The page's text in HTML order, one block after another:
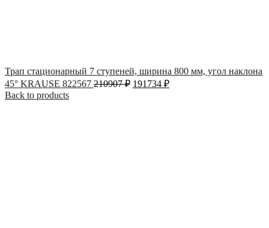
Трап стационарный 7 ступеней, ширина 800 мм, угол наклона
45° KRAUSE 822567 210907₽ 191734 ₽
Back to products